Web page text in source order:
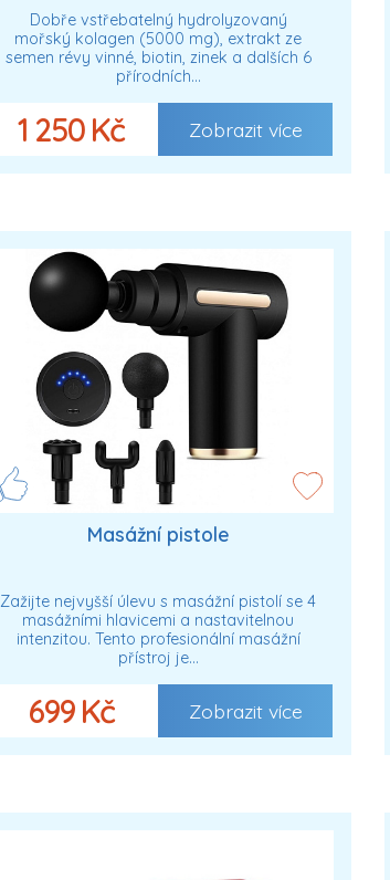
Dobře vstřebatelný hydrolyzovaný
mořský kolagen (5000 mg), extrakt ze
semen révy vinné, biotin, zinek a dalších 6
přírodních…
1 250 Kč Zobrazit více
Masážní pistole
Zažijte nejvyšší úlevu s masážní pistolí se 4
masážními hlavicemi a nastavitelnou
intenzitou. Tento profesionální masážní
přístroj je…
699 Kč Zobrazit více